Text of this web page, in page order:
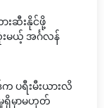
းဆီးနိုင်ဖို့
မယ့် အင်္ဂလန်
ပရီးမီးယားလိ
ရှိမှာမဟုတ်